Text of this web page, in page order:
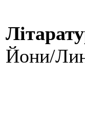
Йони/